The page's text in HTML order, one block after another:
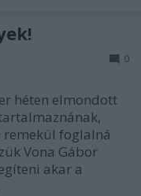
0
héten elmondott
foglalná
Vona Gábor
akar a